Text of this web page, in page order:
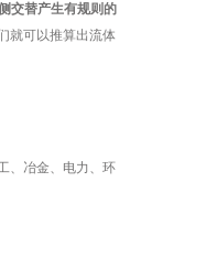
交替产生有规则的
就可以推算出流体
、冶金、电力、环